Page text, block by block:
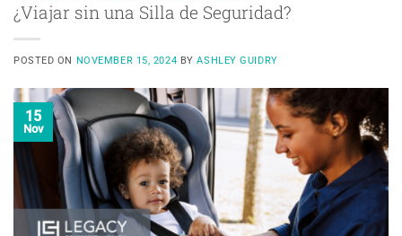
¿Viajar sin una Silla de Seguridad?
POSTED ON NOVEMBER 15, 2024 BYASHLEY GUIDRY
15
Nov